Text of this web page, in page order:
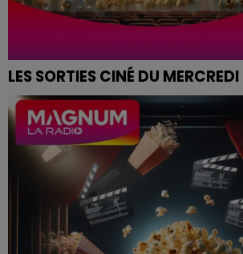
LES SORTIES CINÉ DU
SORTIES CINÉ DU MERCREDI 25 JUIN